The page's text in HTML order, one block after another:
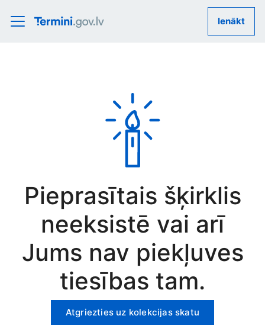
Ienākt
Pieprasītais šķirklis
neeksistē vai arī
Jums nav piekļuves
tiesības tam.
Atgriezties uz kolekcijas skatu